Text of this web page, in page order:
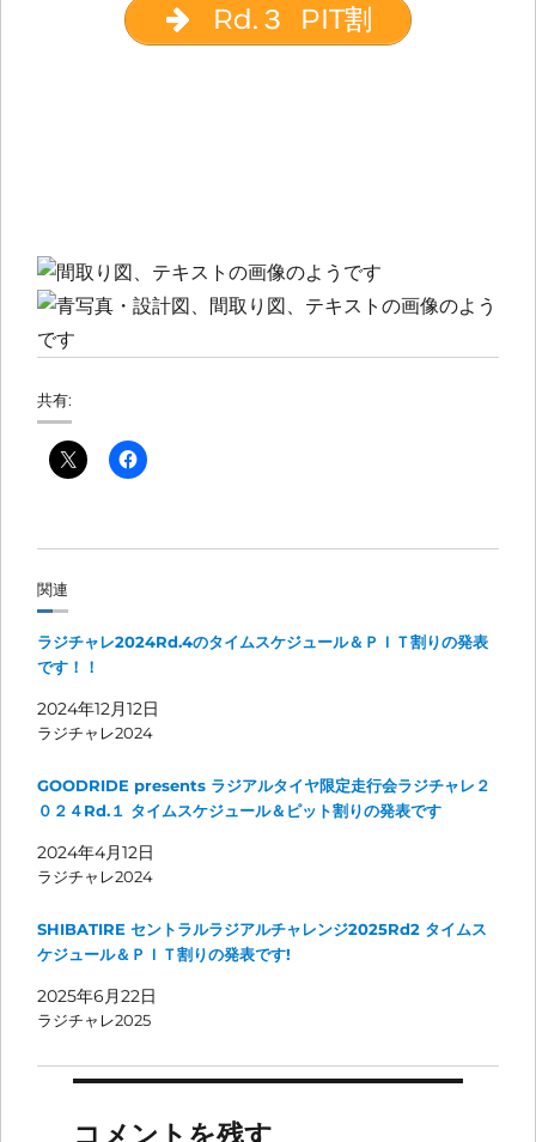
Rd.３ PIT割
共有:
関連
ラジチャレ2024Rd.4のタイムスケジュール＆ＰＩＴ割りの発表
です！！
2024年12月12日
ラジチャレ2024
GOODRIDE presents ラジアルタイヤ限定走行会ラジチャレ２
０２４Rd.１ タイムスケジュール＆ピット割りの発表です
2024年4月12日
ラジチャレ2024
SHIBATIRE セントラルラジアルチャレンジ2025Rd2 タイムス
ケジュール＆ＰＩＴ割りの発表です!
2025年6月22日
ラジチャレ2025
コメントを残す